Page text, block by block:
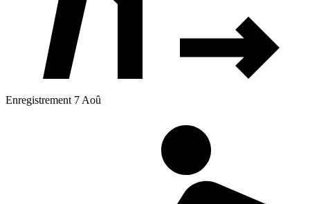
Enregistrement 7 Aoû